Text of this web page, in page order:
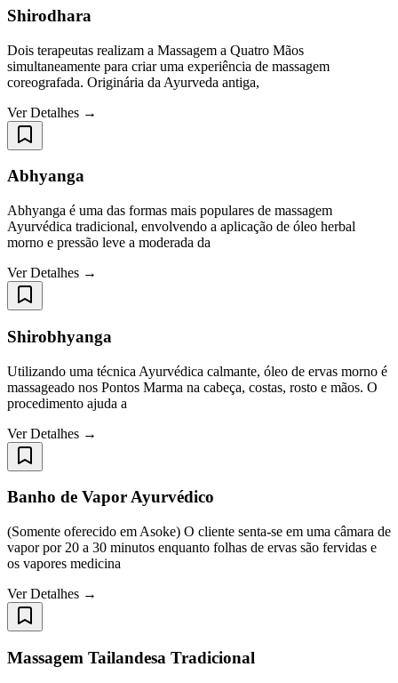
Shirodhara
Dois terapeutas realizam a Massagem a Quatro Mãos
simultaneamente para criar uma experiência de massagem
coreografada. Originária da Ayurveda antiga,
Ver Detalhes →
Abhyanga
Abhyanga é uma das formas mais populares de massagem
Ayurvédica tradicional, envolvendo a aplicação de óleo herbal
morno e pressão leve a moderada da
Ver Detalhes →
Shirobhyanga
Utilizando uma técnica Ayurvédica calmante, óleo de ervas morno é
massageado nos Pontos Marma na cabeça, costas, rosto e mãos. O
procedimento ajuda a
Ver Detalhes →
Banho de Vapor Ayurvédico
(Somente oferecido em Asoke) O cliente senta-se em uma câmara de
vapor por 20 a 30 minutos enquanto folhas de ervas são fervidas e
os vapores medicina
Ver Detalhes →
Massagem Tailandesa Tradicional